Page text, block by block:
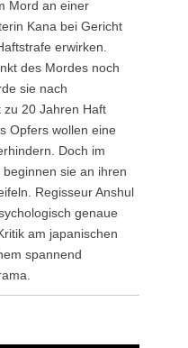
Mord an einer
Kana bei Gericht
erwirken.
des Mordes noch
sie nach
zu 20 Jahren Haft
Opfers wollen eine
Doch im
sie an ihren
Regisseur Anshul
genaue
am japanischen
spannend